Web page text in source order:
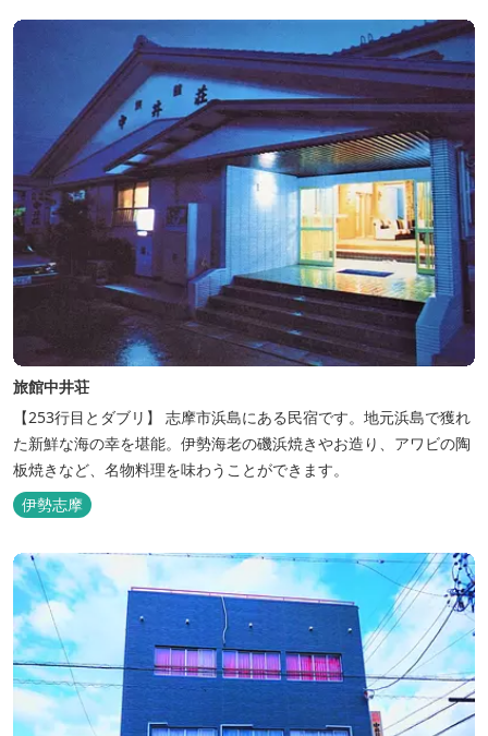
旅館中井荘
【253行目とダブリ】 志摩市浜島にある民宿です。地元浜島で獲れ
た新鮮な海の幸を堪能。伊勢海老の磯浜焼きやお造り、アワビの陶
板焼きなど、名物料理を味わうことができます。
伊勢志摩